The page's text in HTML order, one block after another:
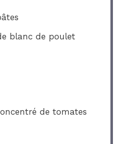
blanc de poulet
de tomates